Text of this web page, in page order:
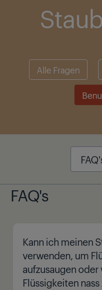
Alle Fragen
FAQ's
Kann ich meinen
verwenden, um
aufzusaugen
Flüssigkeiten